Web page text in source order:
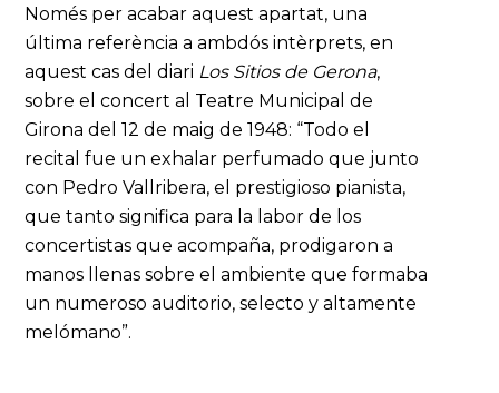
Només per acabar aquest apartat, una
última referència a ambdós intèrprets, en
aquest cas del diari Los Sitios de Gerona,
sobre el concert al Teatre Municipal de
Girona del 12 de maig de 1948: “Todo el
recital fue un exhalar perfumado que junto
con Pedro Vallribera, el prestigioso pianista,
que tanto significa para la labor de los
concertistas que acompaña, prodigaron a
manos llenas sobre el ambiente que formaba
un numeroso auditorio, selecto y altamente
melómano”.